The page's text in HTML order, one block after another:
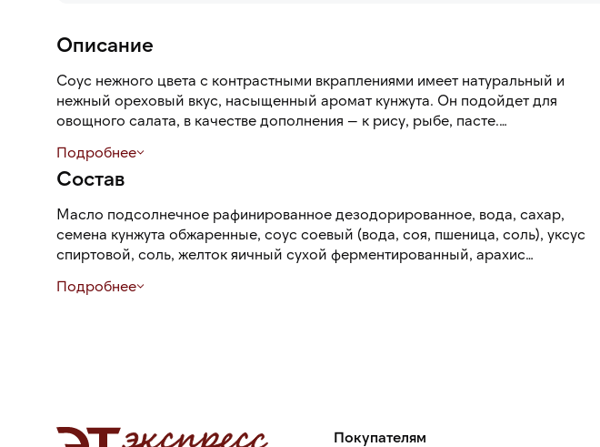
Описание
Соус нежного цвета с контрастными вкраплениями имеет натуральный и
нежный ореховый вкус, насыщенный аромат кунжута. Он подойдет для
овощного салата, в качестве дополнения — к рису, рыбе, пасте.
Пластиковая бутылка с удобным дозатором: соус плавно вытекает при
надавливании.
Подробнее
Состав
Масло подсолнечное рафинированное дезодорированное, вода, сахар,
семена кунжута обжаренные, соус соевый (вода, соя, пшеница, соль), уксус
спиртовой, соль, желток яичный сухой ферментированный, арахис
Е1422 и ксантановая камедь, консервант: сорбиновая кислота, усилители вкуса
Подробнее
Покупателям